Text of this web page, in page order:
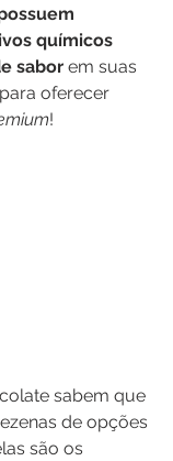
químicos
sabor em suas
oferecer
!
sabem que
de opções
são os